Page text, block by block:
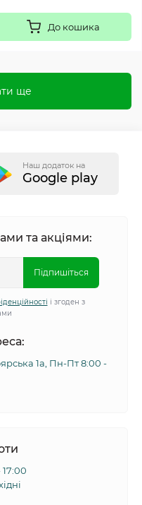
До кошика
ще
Наш додаток на
Google play
та акціями:
Підпишіться
і згоден з
1а, Пн-Пт 8:00 -